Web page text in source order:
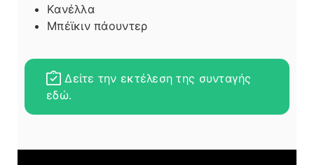
Κανέλλα
Μπέϊκιν πάουντερ
Δείτε την εκτέλεση της συνταγής
εδώ.